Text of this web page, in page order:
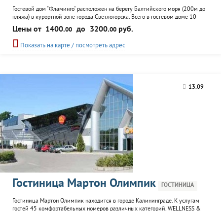
Гостевой дом "Фламинго" расположен на берегу Балтийского моря (200м до
пляжа) в курортной зоне города Светлогорска. Всего в гостевом доме 10
номеров, каждый с дополнительным местом. Каминный зал, бар и кафе,
место для барбекю. К услугам гостей русский бильярд, финская баня.
Круглогодичный прием туристических групп и организация мероприятий.
Цены от 1400.00 до 3200.00 руб.
Показать на карте / посмотреть адрес
13.09
Гостиница Мартон Олимпик ГОСТИНИЦА
Гостиница Мартон Олимпик находится в городе Калининграде. К услугам
гостей 45 комфортабельных номеров различных категорий, WELLNESS &